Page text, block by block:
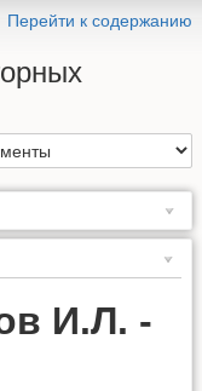
Перейти к содержанию
И.Л. -